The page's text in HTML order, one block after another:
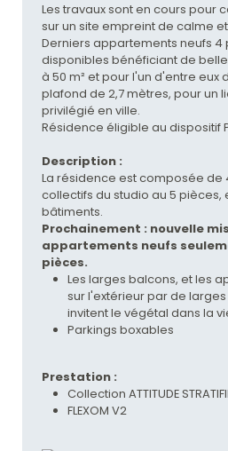
Les travaux sont en cours pour
sur un site empreint de calme
Derniers appartements neufs 4
disponibles bénéficiant de
à 50 m² et pour l'un d'entre eux
plafond de 2,7 mètres, pour un
privilégié en ville.
Résidence éligible au dispositif
Description :
La résidence est composée de
collectifs du studio au 5 pièces,
bâtiments.
Prochainement : nouvelle
appartements neufs
pièces.
Les larges balcons, et les
sur l'extérieur par de
invitent le végétal dans la
Parkings boxables
Prestation :
Collection ATTITUDE
FLEXOM V2